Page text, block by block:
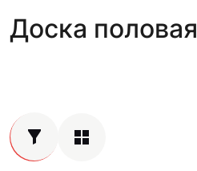
Доска половая